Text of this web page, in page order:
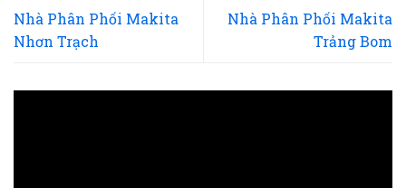
Nhà Phân Phối Makita
Nhơn Trạch
Nhà Phân Phối Makita
Trảng Bom